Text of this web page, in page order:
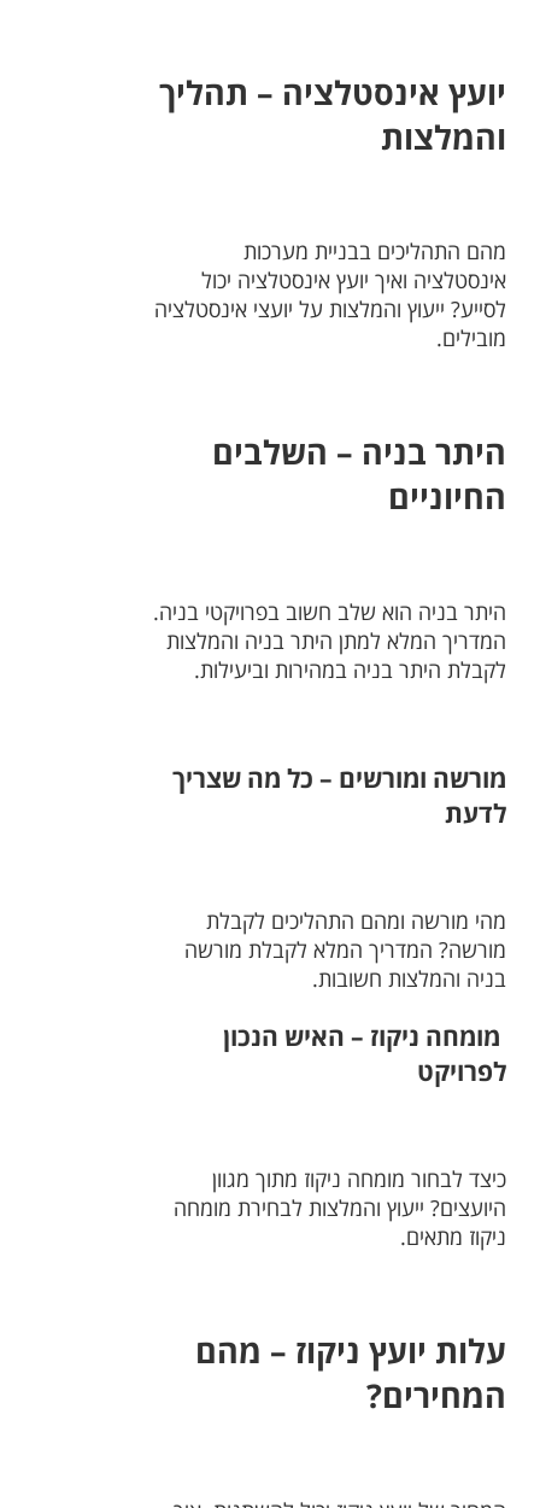
יועץ אינסטלציה – תהליך
והמלצות
מהם התהליכים בבניית מערכות
אינסטלציה ואיך יועץ אינסטלציה יכול
לסייע? ייעוץ והמלצות על יועצי אינסטלציה
מובילים.
היתר בניה – השלבים
החיוניים
היתר בניה הוא שלב חשוב בפרויקטי בניה.
המדריך המלא למתן היתר בניה והמלצות
לקבלת היתר בניה במהירות וביעילות.
מורשה ומורשים – כל מה שצריך
לדעת
מהי מורשה ומהם התהליכים לקבלת
מורשה? המדריך המלא לקבלת מורשה
בניה והמלצות חשובות.
מומחה ניקוז – האיש הנכון
לפרויקט
כיצד לבחור מומחה ניקוז מתוך מגוון
היועצים? ייעוץ והמלצות לבחירת מומחה
ניקוז מתאים.
עלות יועץ ניקוז – מהם
המחירים?